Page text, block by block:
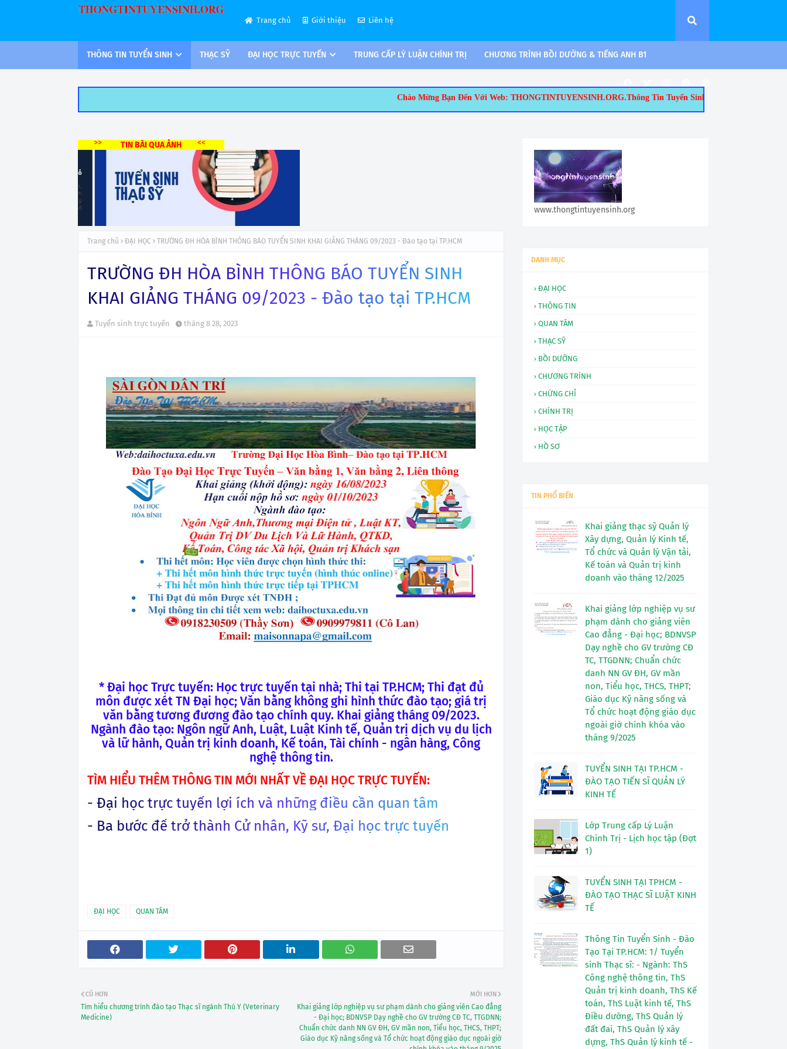
Trang chủ Giới thiệu Liên hệ
THÔNG TIN TUYỂN SINH THẠC SỸ ĐẠI HỌC TRỰC TUYẾN TRUNG CẤP LÝ LUẬN CHÍNH TRỊ CHƯƠNG TRÌNH BỒI DƯỠNG & TIẾNG ANH B1
Chào Mừng Bạn Đến Với Web: THONGTINTUYENSINH.ORG.Thông Tin Tuyển Sinh - Đào Tạo Tại TP.HCM: 1/
>> TIN BÀI QUA ẢNH <<
Trang chủ ĐẠI HỌC TRƯỜNG ĐH HÒA BÌNH THÔNG BÁO TUYỂN SINH KHAI GIẢNG THÁNG 09/2023 - Đào tạo tại TP.HCM
TRƯỜNG ĐH HÒA BÌNH THÔNG BÁO TUYỂN SINH
KHAI GIẢNG THÁNG 09/2023 - Đào tạo tại TP.HCM
Tuyển sinh trực tuyến tháng 8 28, 2023
* Đại học Trực tuyến: Học trực tuyến tại nhà; Thi tại TP.HCM; Thi đạt đủ
môn được xét TN Đại học; Văn bằng không ghi hình thức đào tạo; giá trị
văn bằng tương đương đào tạo chính quy. Khai giảng tháng 09/2023.
Ngành đào tạo: Ngôn ngữ Anh, Luật, Luật Kinh tế, Quản trị dịch vụ du lịch
và lữ hành, Quản trị kinh doanh, Kế toán, Tài chính - ngân hàng, Công
nghệ thông tin.
TÌM HIỂU THÊM THÔNG TIN MỚI NHẤT VỀ ĐẠI HỌC TRỰC TUYẾN:
- Đại học trực tuyến lợi ích và những điều cần quan tâm
- Ba bước để trở thành Cử nhân, Kỹ sư, Đại học trực tuyến
ĐẠI HỌC QUAN TÂM
MỚI HƠN
Khai giảng lớp nghiệp vụ sư phạm dành cho giảng viên Cao đẳng
- Đại học; BDNVSP Dạy nghề cho GV trường CĐ TC, TTGDNN;
Chuẩn chức danh NN GV ĐH, GV mần non, Tiểu học, THCS, THPT;
Giáo dục Kỹ năng sống và Tổ chức hoạt động giáo dục ngoài giờ
CŨ HƠN
Tìm hiểu chương trình đào tạo Thạc sĩ ngành Thú Y (Veterinary
Medicine)
www.thongtintuyensinh.org
DANH MỤC
ĐẠI HỌC
THÔNG TIN
QUAN TÂM
THẠC SỸ
BỒI DƯỠNG
CHƯƠNG TRÌNH
CHỨNG CHỈ
CHÍNH TRỊ
HỌC TẬP
HỒ SƠ
TIN PHỔ BIẾN
Khai giảng thạc sỹ Quản lý
Xây dựng, Quản lý Kinh tế,
Tổ chức và Quản lý Vận tải,
Kế toán và Quản trị kinh
doanh vào tháng 12/2025
Khai giảng lớp nghiệp vụ sư
phạm dành cho giảng viên
Cao đẳng - Đại học; BDNVSP
Dạy nghề cho GV trường CĐ
TC, TTGDNN; Chuẩn chức
danh NN GV ĐH, GV mần
non, Tiểu học, THCS, THPT;
Giáo dục Kỹ năng sống và
Tổ chức hoạt động giáo dục
ngoài giờ chính khóa vào
tháng 9/2025
TUYỂN SINH TẠI TP.HCM -
ĐÀO TẠO TIẾN SĨ QUẢN LÝ
KINH TẾ
Lớp Trung cấp Lý Luận
Chính Trị - Lịch học tập (Đợt
1)
TUYỂN SINH TẠI TPHCM -
ĐÀO TẠO THẠC SĨ LUẬT KINH
TẾ
Thông Tin Tuyển Sinh - Đào
Tạo Tại TP.HCM: 1/ Tuyển
sinh Thạc sĩ: - Ngành: ThS
Công nghệ thông tin, ThS
Quản trị kinh doanh, ThS Kế
toán, ThS Luật kinh tế, ThS
Điều dưỡng, ThS Quản lý
đất đai, ThS Quản lý xây
dựng, ThS Quản lý kinh tế -